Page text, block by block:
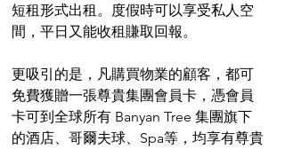
短租形式出租。度假時可以享受私人空
間，平日又能收租賺取回報。
更吸引的是，凡購買物業的顧客，都可
免費獲贈一張尊貴集團會員卡，憑會員
卡可到全球所有 Banyan Tree 集團旗下
的酒店、哥爾夫球、Spa等，均享有尊貴